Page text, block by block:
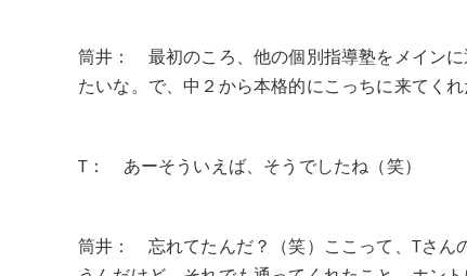
筒井： 最初のころ、他の個別指導塾をメイン
たいな。で、中２から本格的にこっちに来てくれ
T： あーそういえば、そうでしたね（笑）
筒井： 忘れてたんだ？（笑）ここって、Tさん